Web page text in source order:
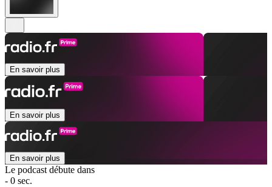
En savoir plus
En savoir plus
En savoir plus
Le podcast débute dans
- 0 sec.